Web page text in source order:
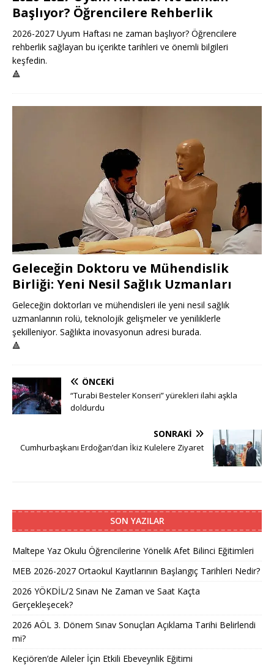
Başlıyor? Öğrencilere Rehberlik
2026-2027 Uyum Haftası ne zaman başlıyor? Öğrencilere
rehberlik sağlayan bu içerikte tarihleri ve önemli bilgileri
keşfedin.
🔺
Geleceğin Doktoru ve Mühendislik
Birliği: Yeni Nesil Sağlık Uzmanları
Geleceğin doktorları ve mühendisleri ile yeni nesil sağlık
uzmanlarının rolü, teknolojik gelişmeler ve yeniliklerle
şekilleniyor. Sağlıkta inovasyonun adresi burada.
🔺
ÖNCEKI
“Turabi Besteler Konseri” yürekleri ilahi aşkla
doldurdu
SONRAKI
Cumhurbaşkanı Erdoğan’dan İkiz Kulelere Ziyaret
SON YAZILAR
Maltepe Yaz Okulu Öğrencilerine Yönelik Afet Bilinci Eğitimleri
MEB 2026-2027 Ortaokul Kayıtlarının Başlangıç Tarihleri Nedir?
2026 YÖKDİL/2 Sınavı Ne Zaman ve Saat Kaçta
Gerçekleşecek?
2026 AÖL 3. Dönem Sınav Sonuçları Açıklama Tarihi Belirlendi
mi?
Keçiören’de Aileler İçin Etkili Ebeveynlik Eğitimi